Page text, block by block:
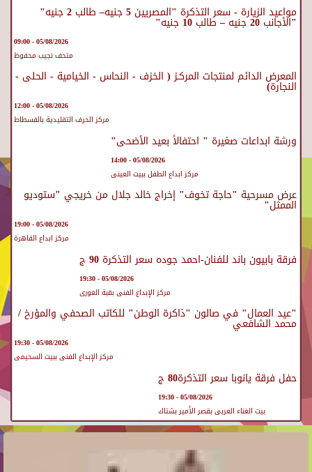
مواعيد الزيارة - سعر التذكرة "المصريين 5 جنيه– طالب 2 جنيه"
"الأجانب 20 جنيه – طالب 10 جنيه"
05/08/2026 - 09:00
متحف نجيب محفوظ
المعرض الدائم لمنتجات المركـز ( الخزف - النحاس - الخيامية - الحلى -
النجارة)
05/08/2026 - 12:00
مركز الحرف التقليدية بالفسطاط
ورشة ابداعات صغيرة " احتفالاً بعيد الأضحى"
05/08/2026 - 14:00
مركز ابداع الطفل ببيت العينى
عرض مسرحية "حاجة تخوف" إخراج خالد جلال من خريجي "ستوديو
الممثل"
05/08/2026 - 19:00
مركز ابداع القاهرة
فرقة بابيون باند للفنان-احمد جوده سعر التذكرة 90 ج
05/08/2026 - 19:30
مركز الإبداع الفنى بقبة الغورى
"عيد العمال" في صالون "ذاكرة الوطن" للكاتب الصحفي والمؤرخ /
محمد الشافعي
05/08/2026 - 19:30
مركز الإبداع الفنى ببيت السحيمى
حفل فرقة يانوبا سعر التذكرة80 ج
05/08/2026 - 19:30
بيت الغناء العربى بقصر الأمير بشتاك